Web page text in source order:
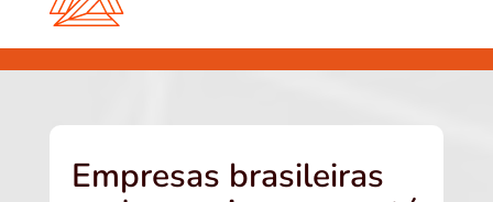
Empresas brasileiras